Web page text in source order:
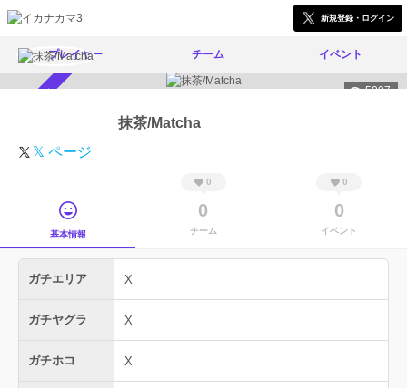
新規登録・ログイン
プレイヤー チーム イベント
5007
抹茶/Matcha
𝕏 ページ
基本情報
0
0
チーム
0
0
イベント
ガチエリア X
ガチヤグラ X
ガチホコ X